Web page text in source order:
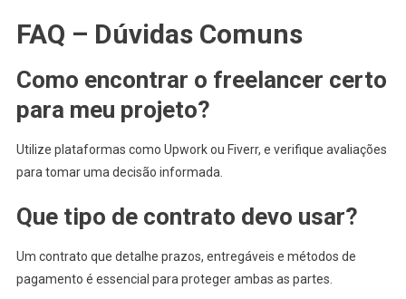
FAQ – Dúvidas Comuns
Como encontrar o freelancer certo
para meu projeto?
Utilize plataformas como Upwork ou Fiverr, e verifique avaliações
para tomar uma decisão informada.
Que tipo de contrato devo usar?
Um contrato que detalhe prazos, entregáveis e métodos de
pagamento é essencial para proteger ambas as partes.